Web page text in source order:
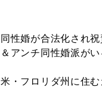
同性婚が合法化され
＆アンチ同性婚派がい
米・フロリダ州に住